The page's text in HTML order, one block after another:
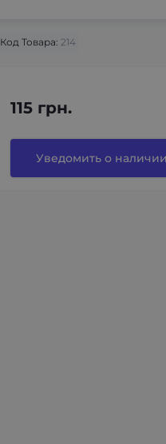
Код Товара: 214
115 грн.
Уведомить о